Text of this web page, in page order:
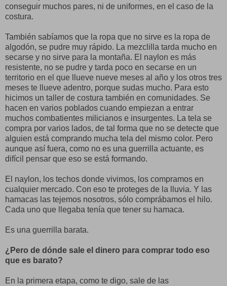
conseguir muchos pares, ni de uniformes, en el caso de la
costura.
También sabíamos que la ropa que no sirve es la ropa de
algodón, se pudre muy rápido. La mezclilla tarda mucho en
secarse y no sirve para la montaña. El naylon es más
resistente, no se pudre y tarda poco en secarse en un
territorio en el que llueve nueve meses al año y los otros tres
meses te llueve adentro, porque sudas mucho. Para esto
hicimos un taller de costura también en comunidades. Se
hacen en varios poblados cuando empiezan a entrar
muchos combatientes milicianos e insurgentes. La tela se
compra por varios lados, de tal forma que no se detecte que
alguien está comprando mucha tela del mismo color. Pero
aunque así fuera, como no es una guerrilla actuante, es
difícil pensar que eso se está formando.
El naylon, los techos donde vivimos, los compramos en
cualquier mercado. Con eso te proteges de la lluvia. Y las
hamacas las tejemos nosotros, sólo comprábamos el hilo.
Cada uno que llegaba tenía que tener su hamaca.
Es una guerrilla barata.
¿Pero de dónde sale el dinero para comprar todo eso
que es barato?
En la primera etapa, como te digo, sale de las